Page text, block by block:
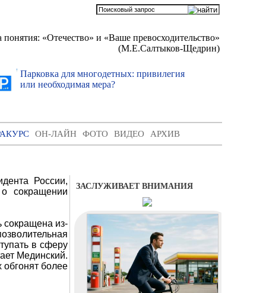
«Отечество» и «Ваше превосходительство»
(М.Е.Салтыков-Щедрин)
Парковка для многодетных: привилегия
или необходимая мера?
ОН-ЛАЙН ФОТО ВИДЕО АРХИВ
России,
сокращении
сокращена из-
в сферу
Мединский.
более
ЗАСЛУЖИВАЕТ ВНИМАНИЯ